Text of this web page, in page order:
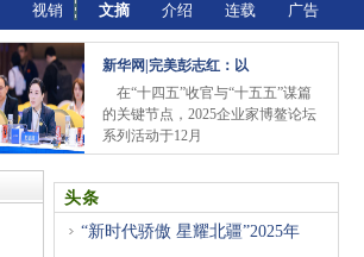
视销
文摘
介绍
连载
广告
新华网|完美彭志红：以
在“十四五”收官与“十五五”谋篇
的关键节点，2025企业家博鳌论坛
系列活动于12月
头条
“新时代骄傲 星耀北疆”2025年